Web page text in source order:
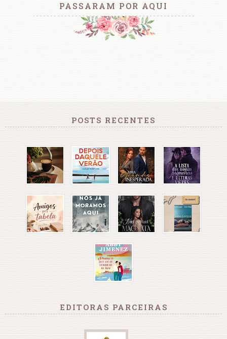
PASSARAM POR AQUI
POSTS RECENTES
EDITORAS PARCEIRAS